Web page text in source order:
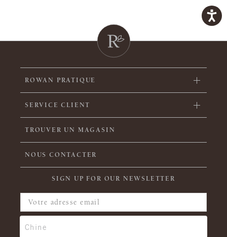
ROWAN PRATIQUE
SERVICE CLIENT
TROUVER UN MAGASIN
NOUS CONTACTER
SIGN UP FOR OUR NEWSLETTER